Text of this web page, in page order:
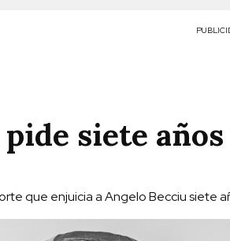
siete
que enjuicia a Angelo Becciu siete